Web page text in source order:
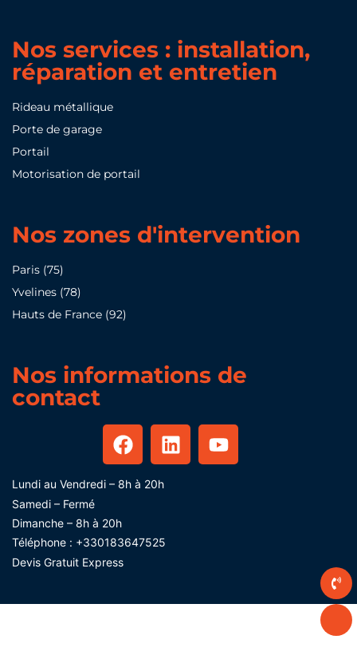
Nos services : installation,
réparation et entretien
Rideau métallique
Porte de garage
Portail
Motorisation de portail
Nos zones d'intervention
Paris (75)
Yvelines (78)
Hauts de France (92)
Nos informations de
contact
Lundi au Vendredi – 8h à 20h
Samedi – Fermé
Dimanche – 8h à 20h
Téléphone : +330183647525
Devis Gratuit Express​